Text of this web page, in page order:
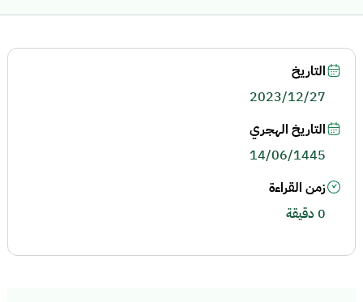
التاريخ
2023/12/27
التاريخ الهجري
14/06/1445
زمن القراءة
0 دقيقة